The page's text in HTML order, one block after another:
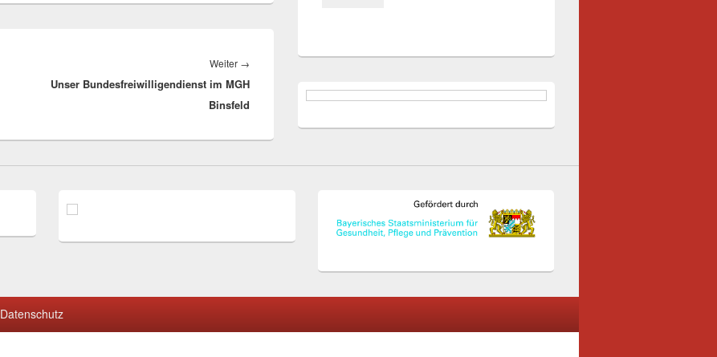
Weiter →
Beitrag:
Unser Bundesfreiwilligendienst im MGH
Binsfeld
Datenschutz